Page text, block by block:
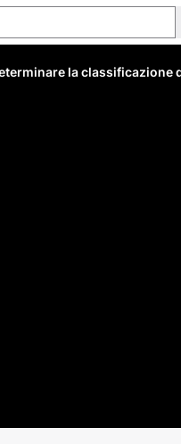
la classificazione